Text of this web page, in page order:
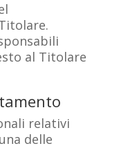
al Titolare
relativi
delle